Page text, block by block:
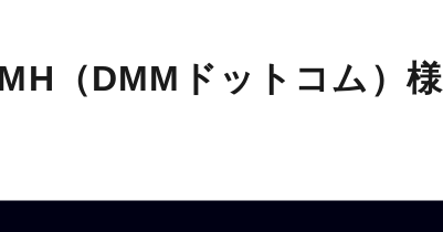
（DMMドットコム）様